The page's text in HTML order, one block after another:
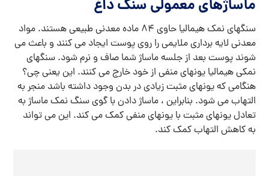
ماساژهای معمولی سنگ داغ
سنگهای نمک هیمالیا حاوی 84 ماده معدنی طبیعی هستند. مواد
معدنی لایه برداری ملایمی را روی پوست ایجاد می کنند و باعث می
شوند پوست بعد از جلسه ماساژ شما صاف و نرم شود. سنگهای
نمکی هیمالیا یونهای منفی از خود خارج می کنند. این یعنی چی؟
هنگامی که یونهای مثبت زیادی در بدن وجود داشته باشد منجر به
التهاب می شود. بنابراین ، ماساژ دادن با گوی سنگ نمک ماساژ به
تعادل یونهای مثبت با یونهای منفی کمک می کند. این می تواند
به کاهش التهاب کمک کند.